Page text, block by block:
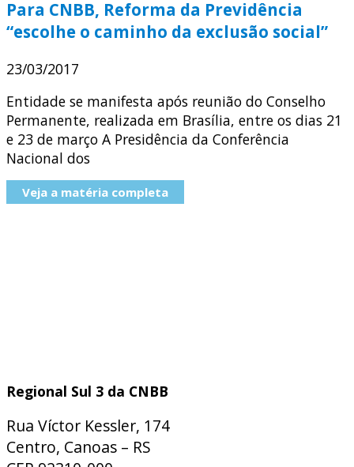
Para CNBB, Reforma da Previdência
“escolhe o caminho da exclusão social”
23/03/2017
Entidade se manifesta após reunião do Conselho
Permanente, realizada em Brasília, entre os dias 21
e 23 de março A Presidência da Conferência
Nacional dos
Veja a matéria completa
Regional Sul 3 da CNBB
Rua Víctor Kessler, 174
Centro, Canoas – RS